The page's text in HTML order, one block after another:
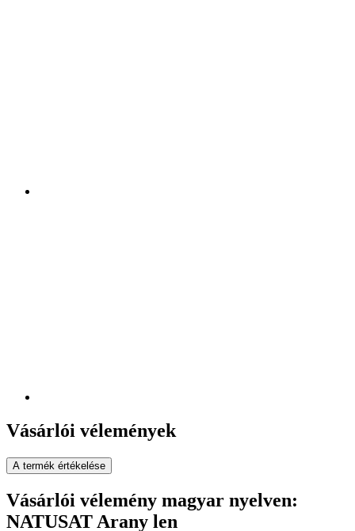
Vásárlói vélemények
A termék értékelése
Vásárlói vélemény magyar nyelven:
NATUSAT Arany len